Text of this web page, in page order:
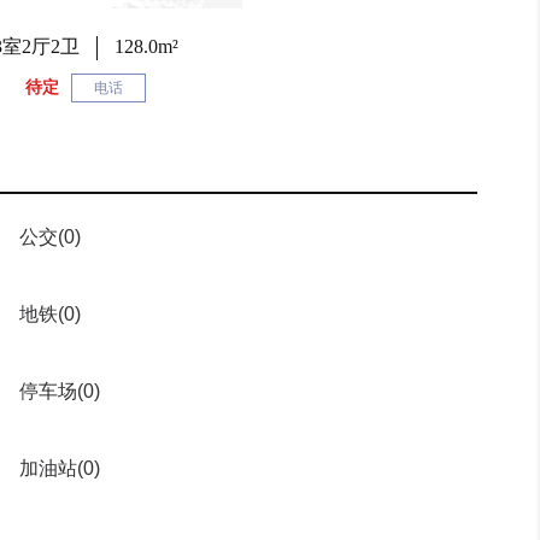
2厅2卫 128.0m²
待定 电话
公交(0)
地铁(0)
停车场(0)
加油站(0)